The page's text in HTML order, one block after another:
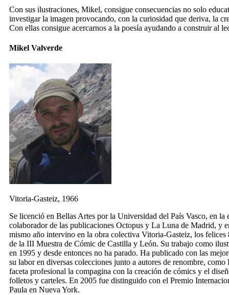
Con sus ilustraciones, Mikel, consigue consecuencias no solo
investigar la imagen provocando, con la curiosidad que deriva, la
Con ellas consigue acercarnos a la poesía ayudando a construir al
Mikel Valverde
Vitoria-Gasteiz, 1966
Se licenció en Bellas Artes por la Universidad del País Vasco, en la
colaborador de las publicaciones Octopus y La Luna de Madrid, y
mismo año intervino en la obra colectiva Vitoria-Gasteiz, los
de la III Muestra de Cómic de Castilla y León. Su trabajo como
en 1995 y desde entonces no ha parado. Ha publicado con las
su labor en diversas colecciones junto a autores de renombre,
faceta profesional la compagina con la creación de cómics y el
folletos y carteles. En 2005 fue distinguido con el Premio
Paula en Nueva York.